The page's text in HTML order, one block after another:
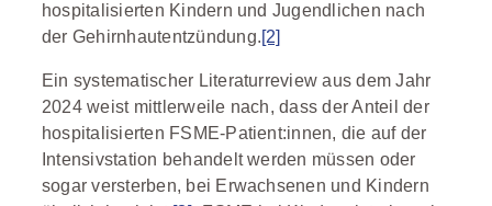
hospitalisierten Kindern und Jugendlichen nach
der Gehirnhautentzündung.[2]
Ein systematischer Literaturreview aus dem Jahr
2024 weist mittlerweile nach, dass der Anteil der
hospitalisierten FSME-Patient:innen, die auf der
Intensivstation behandelt werden müssen oder
sogar versterben, bei Erwachsenen und Kindern